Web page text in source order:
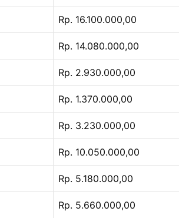
Rp. 16.100.000,00
Rp. 14.080.000,00
Rp. 2.930.000,00
Rp. 1.370.000,00
Rp. 3.230.000,00
Rp. 10.050.000,00
Rp. 5.180.000,00
Rp. 5.660.000,00